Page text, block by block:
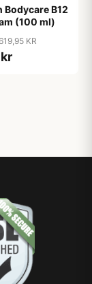
Bodycare B12
(100 ml)
KR